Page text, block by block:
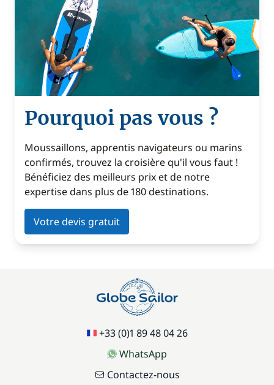
Pourquoi pas vous ?
Moussaillons, apprentis navigateurs ou marins
confirmés, trouvez la croisière qu'il vous faut !
Bénéficiez des meilleurs prix et de notre
expertise dans plus de 180 destinations.
Votre devis gratuit
+33 (0)1 89 48 04 26
WhatsApp
Contactez-nous